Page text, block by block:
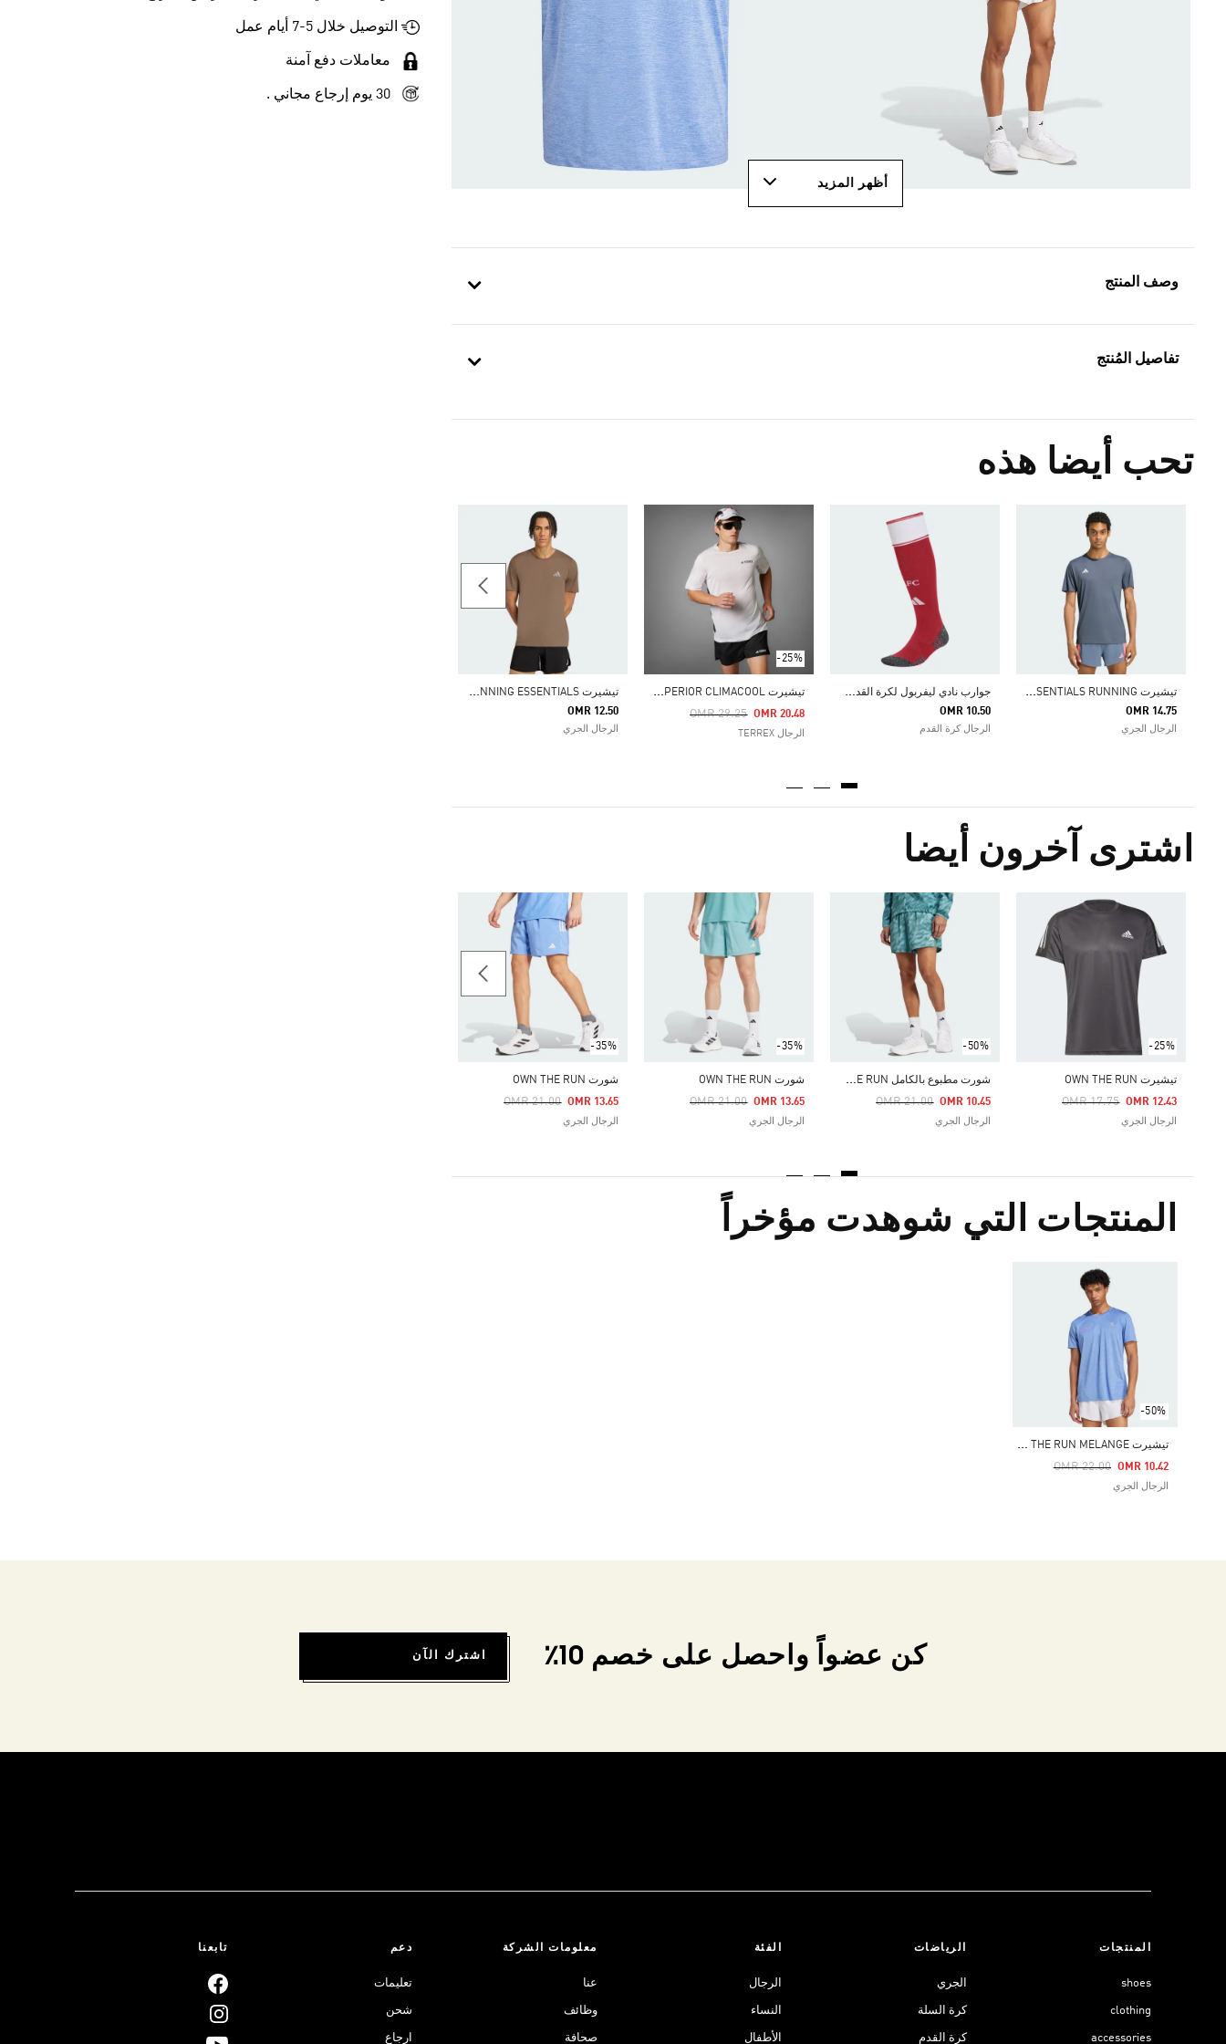
أظهر المزيد
وصف المنتج
تفاصيل المُنتج
تحب أيضا هذه
ت
يشيرت ADIZERO ESSENTIALS RUNNING
OMR 14.75
الرجال الجري
ج
وارب نادي ليفربول لكرة القدم الأساسية لموسم 26/27.
OMR 10.50
الرجال كرة القدم
-25%
ت
يشيرت TERREX XPERIOR CLIMACOOL+
Price Reduced From
OMR 29.25
To OMR 20.48
الرجال TERREX
ت
يشيرت ADI365 RUNNING ESSENTIALS
OMR 12.50
الرجال الجري
اشترى آخرون أيضا
-25%
تيشيرت OWN THE RUN
Price Reduced From
OMR 17.75
To OMR 12.43
الرجال الجري
-50%
ش
ورت مطبوع بالكامل OWN THE RUN
Price Reduced From
OMR 21.00
To OMR 10.45
الرجال الجري
-35%
شورت OWN THE RUN
Price Reduced From
OMR 21.00
To OMR 13.65
الرجال الجري
-35%
شورت OWN THE RUN
Price Reduced From
OMR 21.00
To OMR 13.65
الرجال الجري
Price Reduced From
المنتجات التي شوهدت مؤخراً
-50%
ت
يشيرت OWN THE RUN MELANGE
Price Reduced From
OMR 22.00
To OMR 10.42
الرجال الجري
التوصيل خلال 5-7 أيام عمل
معاملات دفع آمنة
30 يوم إرجاع مجاني .
كن عضواً واحصل على خصم 10٪ اشترك الآن
المنتجات
shoes
clothing
accessories
الرياضات
الجري
كرة السلة
كرة القدم
الفئة
الرجال
النساء
الأطفال
معلومات الشركة
عنا
وظائف
صحافة
دعم
تعليمات
شحن
ارجاع
تابعنا